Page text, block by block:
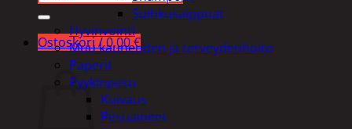
Ostoskori /0,00€
Ostoskori
Suihkusaippuat
Hyvinvointi
Muu kauneuden ja terveydenhoito
Paperit
Pyykinpesu
Kuivaus
Pesuaineet